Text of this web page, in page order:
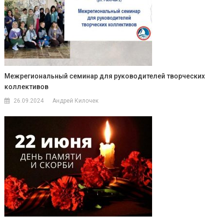
Межрегиональный семинар для руководителей творческих
коллективов
26.09.2024 Андрей Килочек